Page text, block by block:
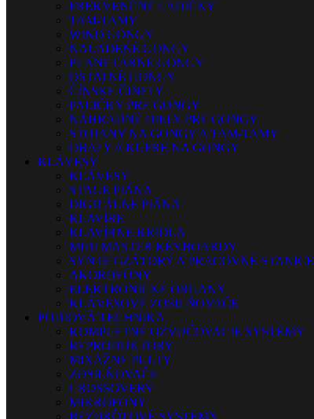
FREKVENČNÉ LADIČKY
TAM-TAMY
WIND GONGY
NALADENÉ GONGY
PLANETÁRNE GONGY
OSTATNÉ GONGY
ČÍNSKE ČINELY
PALIČKY PRE GONGY
NÁHRADNÉ DIELY PRE GONGY
STOJANY NA GONGY A TAM-TAMY
OBALY A KUFRE NA GONGY
KLÁVESY
KLÁVESY
STAGE PIÁNA
DIGITÁLNE PIÁNA
KLAVÍRE
KLAVÍRNE KRÍDLA
MIDI MASTER KEYBOARDY
SYNTETIZÁTORY A PRACOVNÉ STANICE
AKORDEÓNY
ELEKTRONICKÉ ORGANY
KLÁVESOVÉ ZOSILŇOVAČE
PÓDIOVÁ TECHNIKA
KOMPLETNÉ OZVUČOVACIE SYSTÉMY
REPRODUKTORY
MIXÁŽNE PULTY
ZOSILŇOVAČE
CROSSOVERY
MIKROFÓNY
BEZDRÔTOVÉ SYSTÉMY